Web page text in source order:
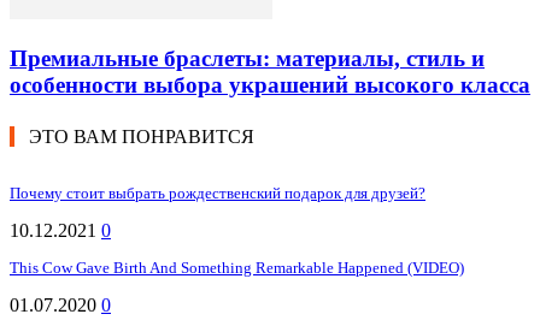
Премиальные браслеты: материалы, стиль и
особенности выбора украшений высокого класса
ЭТО ВАМ ПОНРАВИТСЯ
Почему стоит выбрать рождественский подарок для друзей?
10.12.2021 0
This Cow Gave Birth And Something Remarkable Happened (VIDEO)
01.07.2020 0